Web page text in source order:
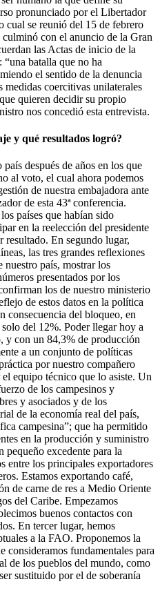
pronunciado por el Libertador
cual se reunió del 15 de febrero
con el anuncio de la Gran
las Actas de inicio de la
batalla que no ha
el sentido de la denuncia
medidas coercitivas unilaterales
quieren decidir su propio
nos concedió esta entrevista.
y qué resultados logró?
después de años en los que
al voto, el cual ahora podemos
de nuestra embajadora ante
de esta 43ª conferencia.
países que habían sido
en la reelección del presidente
En segundo lugar,
las tres grandes reflexiones
país, mostrar los
presentados por los
los de nuestro ministerio
de estos datos en la política
consecuencia del bloqueo, en
del 12%. Poder llegar hoy a
y con un 84,3% de producción
a un conjunto de políticas
por nuestro compañero
equipo técnico que lo asiste. Un
de los campesinos y
y asociados y de los
de la economía real del país,
campesina”; que ha permitido
en la producción y suministro
pequeño excedente para la
entre los principales exportadores
Estamos exportando café,
de carne de res a Medio Oriente
del Caribe. Empezamos
buenos contactos con
En tercer lugar, hemos
a la FAO. Proponemos la
consideramos fundamentales para
de los pueblos del mundo, como
sustituido por el de soberanía